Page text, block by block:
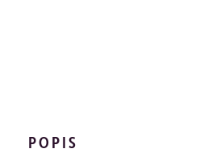
POPIS